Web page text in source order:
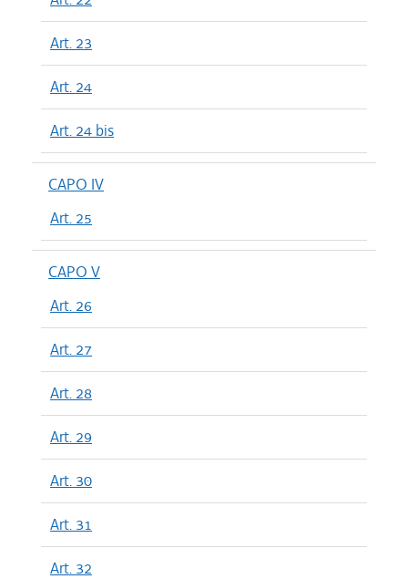
Art. 23
Art. 24
Art. 24 bis
CAPO IV
Art. 25
CAPO V
Art. 26
Art. 27
Art. 28
Art. 29
Art. 30
Art. 31
Art. 32